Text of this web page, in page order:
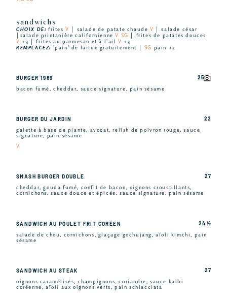
sandwichs
CHOIX DE: fritesV │ salade de patate chaudeV
│ salade césar
│salade printanière californienneV SG
│ frites de patates douces
V +3 │ frites au parmesan et à l'ailV +3
REMPLACEZ: 'pain' de laitue gratuitement │ SG pain +2
BURGER 1989
bacon fumé, cheddar, sauce signature, pain sésame
25
BURGER DU JARDIN
galette à base de plante, avocat, relish de poivron rouge, sauce
signature, pain sésame
V
22
SMASH BURGER DOUBLE
cheddar, gouda fumé, confit de bacon, oignons croustillants,
cornichons, sauce douce et épicée, sauce signature, pain sésame
27
SANDWICH AU POULET FRIT CORÉEN
salade de chou, cornichons, glaçage gochujang, aïoli kimchi, pain
sésame
24 ½
SANDWICH AU STEAK
oignons caramélisés, champignons, coriandre, sauce kalbi
coréenne, aïoli aux oignons verts, pain schiacciata
27